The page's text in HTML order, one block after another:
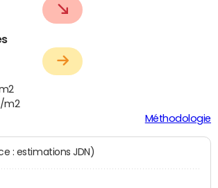
m2
Méthodologie
(source : estimations JDN)